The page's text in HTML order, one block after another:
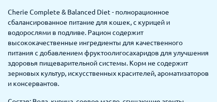
Cherie Complete & Balanced Diet - полнорационное
сбалансированное питание для кошек, с курицей и
водорослями в подливе. Рацион содержит
высококачественные ингредиенты для качественного
питания с добавлением фруктоолигосахаридов для улучшения
здоровья пищеварительной системы. Корм не содержит
зерновых культур, искусственных красителей, ароматизаторов
и консервантов.